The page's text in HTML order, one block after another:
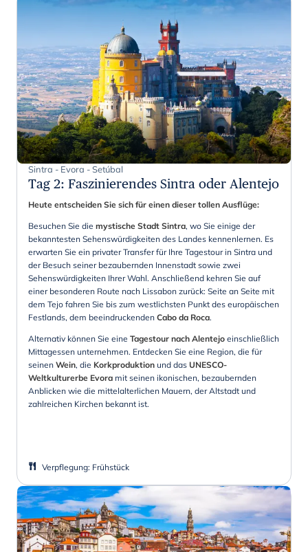
Sintra - Evora - Setúbal
Tag 2: Faszinierendes Sintra oder Alentejo
Heute entscheiden Sie sich für einen dieser tollen Ausflüge:
Besuchen Sie die mystische Stadt Sintra, wo Sie einige der
bekanntesten Sehenswürdigkeiten des Landes kennenlernen. Es
erwarten Sie ein privater Transfer für Ihre Tagestour in Sintra und
der Besuch seiner bezaubernden Innenstadt sowie zwei
Sehenswürdigkeiten Ihrer Wahl. Anschließend kehren Sie auf
einer besonderen Route nach Lissabon zurück: Seite an Seite mit
dem Tejo fahren Sie bis zum westlichsten Punkt des europäischen
Festlands, dem beeindruckenden Cabo da Roca.
Alternativ können Sie eine Tagestour nach Alentejo einschließlich
Mittagessen unternehmen. Entdecken Sie eine Region, die für
seinen Wein, die Korkproduktion und das UNESCO-
Weltkulturerbe Evora mit seinen ikonischen, bezaubernden
Anblicken wie die mittelalterlichen Mauern, der Altstadt und
zahlreichen Kirchen bekannt ist.
Verpflegung: Frühstück